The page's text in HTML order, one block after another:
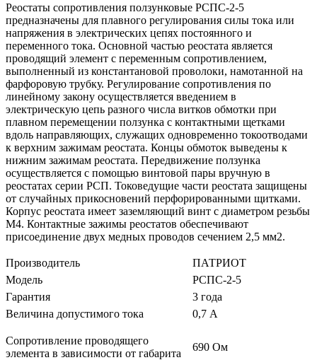
Реостаты сопротивления ползунковые РСПС-2-5
предназначены для плавного регулирования силы тока или
напряжения в электрических цепях постоянного и
переменного тока. Основной частью реостата является
проводящий элемент с переменным сопротивлением,
выполненный из константановой проволоки, намотанной на
фарфоровую трубку. Регулирование сопротивления по
линейному закону осуществляется введением в
электрическую цепь разного числа витков обмотки при
плавном перемещении ползунка с контактными щетками
вдоль направляющих, служащих одновременно токоотводами
к верхним зажимам реостата. Концы обмоток выведены к
нижним зажимам реостата. Передвижение ползунка
осуществляется с помощью винтовой пары вручную в
реостатах серии РСП. Токоведущие части реостата защищены
от случайных прикосновений перфорированными щитками.
Корпус реостата имеет заземляющий винт с диаметром резьбы
М4. Контактные зажимы реостатов обеспечивают
присоединение двух медных проводов сечением 2,5 мм2.
Производитель
ПАТРИОТ
Модель
РСПС-2-5
Гарантия
3 года
Величина допустимого тока
0,7 А
Сопротивление проводящего
элемента в зависимости от габарита
690 Ом